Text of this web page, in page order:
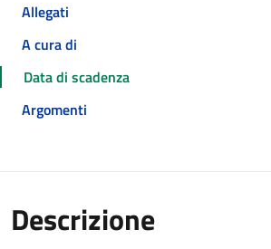
Allegati
A cura di
Data di scadenza
Argomenti
Descrizione